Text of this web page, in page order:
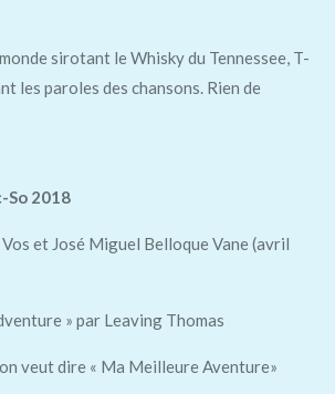
sirotant le Whisky du Tennessee, T-
les paroles des chansons. Rien de
So 2018
et José Miguel Belloque Vane (avril
» par Leaving Thomas
veut dire « Ma Meilleure Aventure»